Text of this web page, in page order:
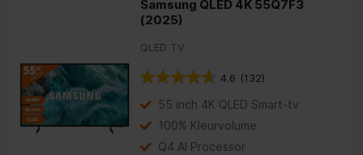
Samsung QLED 4K 55Q7F3
(2025)
QLED TV
4.6 (132)
55 inch 4K QLED Smart-tv
100% Kleurvolume
Q4 AI Processor